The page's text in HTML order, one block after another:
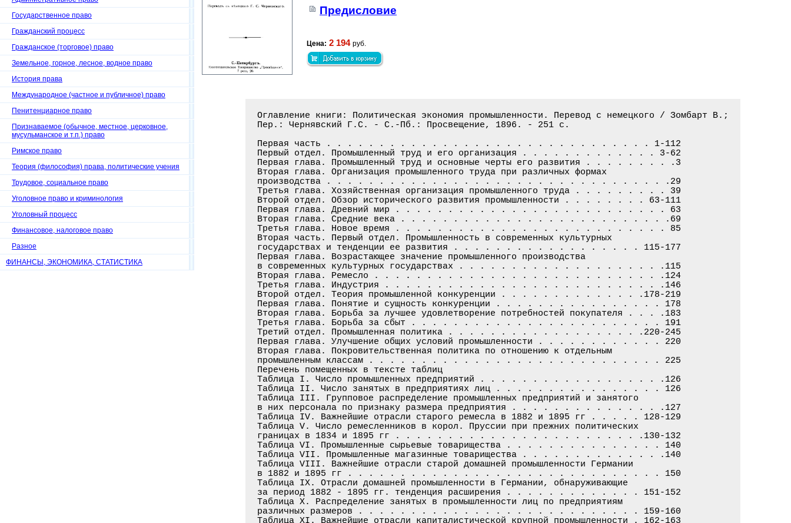
Государственное право
Гражданский процесс
Гражданское (торговое) право
Земельное, горное, лесное, водное право
История права
Международное (частное и публичное) право
Пенитенциарное право
Признаваемое (обычное, местное, церковное,
мусульманское и т.п.) право
Римское право
Теория (философия) права, политические учения
Трудовое, социальное право
Уголовное право и криминология
Уголовный процесс
Финансовое, налоговое право
Разное
ФИНАНСЫ, ЭКОНОМИКА, СТАТИСТИКА
Предисловие
Цена: 2 194 руб.
Оглавление книги: Политическая экономия промышленности. Перевод с немецкого / Зомбарт В.;
Пер.: Чернявский Г.С. - С.-Пб.: Просвещение, 1896. - 251 c.
Первая часть . . . . . . . . . . . . . . . . . . . . . . . . . . . . . . . 1-112
Первый отдел. Промышленный труд и его организация . . . . . . . . . . . . . 3-62
Первая глава. Промышленный труд и основные черты его развития . . . . . . . . .3
Вторая глава. Организация промышленного труда при различных формах
производства . . . . . . . . . . . . . . . . . . . . . . . . . . . . . . . . .29
Третья глава. Хозяйственная организация промышленного труда . . . . . . . . . 39
Второй отдел. Обзор исторического развития промышленности . . . . . . . . 63-111
Первая глава. Древний мир . . . . . . . . . . . . . . . . . . . . . . . . . . 63
Вторая глава. Средние века . . . . . . . . . . . . . . . . . . . . . . . . . .69
Третья глава. Новое время . . . . . . . . . . . . . . . . . . . . . . . . . . 85
Вторая часть. Первый отдел. Промышленность в современных культурных
государствах и тенденции ее развития . . . . . . . . . . . . . . . . . . 115-177
Первая глава. Возрастающее значение промышленного производства
в современных культурных государствах . . . . . . . . . . . . . . . . . . . .115
Вторая глава. Ремесло . . . . . . . . . . . . . . . . . . . . . . . . . . . .124
Третья глава. Индустрия . . . . . . . . . . . . . . . . . . . . . . . . . . .146
Второй отдел. Теория промышленной конкуренции . . . . . . . . . . . . . .178-219
Первая глава. Понятие и сущность конкуренции . . . . . . . . . . . . . . . . 178
Вторая глава. Борьба за лучшее удовлетворение потребностей покупателя . . . .183
Третья глава. Борьба за сбыт . . . . . . . . . . . . . . . . . . . . . . . . 191
Третий отдел. Промышленная политика . . . . . . . . . . . . . . . . . . .220-245
Первая глава. Улучшение общих условий промышленности . . . . . . . . . . . . 220
Вторая глава. Покровительственная политика по отношению к отдельным
промышленным классам . . . . . . . . . . . . . . . . . . . . . . . . . . . . 225
Перечень помещенных в тексте таблиц
Таблица I. Число промышленных предприятий . . . . . . . . . . . . . . . . . .126
Таблица II. Число занятых в предприятиях лиц . . . . . . . . . . . . . . . . 126
Таблица III. Групповое распределение промышленных предприятий и занятого
в них персонала по признаку размера предприятия . . . . . . . . . . . . . . .127
Таблица IV. Важнейшие отрасли старого ремесла в 1882 и 1895 гг . . . . . 128-129
Таблица V. Число ремесленников в корол. Пруссии при прежних политических
границах в 1834 и 1895 гг . . . . . . . . . . . . . . . . . . . . . . . .130-132
Таблица VI. Промышленные сырьевые товарищества . . . . . . . . . . . . . . . 140
Таблица VII. Промышленные магазинные товарищества . . . . . . . . . . . . . .140
Таблица VIII. Важнейшие отрасли старой домашней промышленности Германии
в 1882 и 1895 гг . . . . . . . . . . . . . . . . . . . . . . . . . . . . . . 150
Таблица IX. Отрасли домашней промышленности в Германии, обнаруживающие
за период 1882 - 1895 гг. тенденция расширения . . . . . . . . . . . . . 151-152
Таблица X. Распределение занятых в промышленности лиц по предприятиям
различных размеров . . . . . . . . . . . . . . . . . . . . . . . . . . . 159-160
Таблица XI. Важнейшие отрасли капиталистической крупной промышленности . 162-163